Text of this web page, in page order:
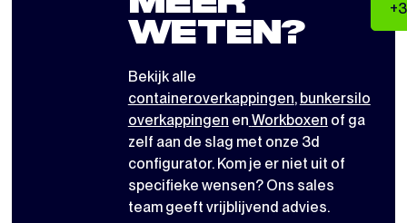
WETEN?
Bekijk alle
containeroverkappingen, bunkersilo
overkappingen en Workboxen of ga
zelf aan de slag met onze 3d
configurator. Kom je er niet uit of
specifieke wensen? Ons sales
team geeft vrijblijvend advies.